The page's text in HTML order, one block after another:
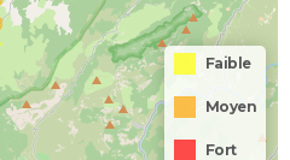
Faible
Moyen
Fort